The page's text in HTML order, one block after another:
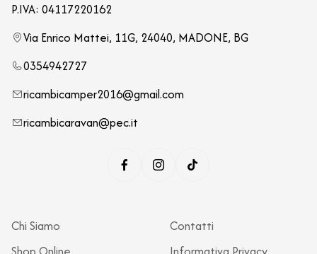
P.IVA: 04117220162
Via Enrico Mattei, 11G, 24040, MADONE, BG
0354942727
ricambicamper2016@gmail.com
ricambicaravan@pec.it
Chi Siamo
Contatti